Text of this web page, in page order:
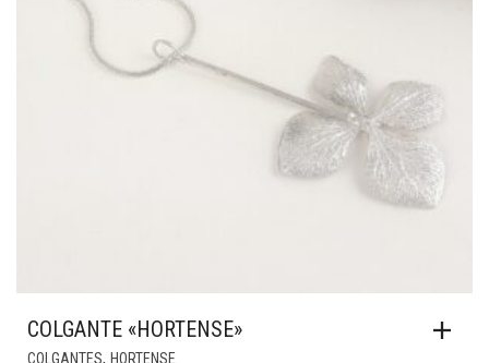
COLGANTE «HORTENSE»
COLGANTES, HORTENSE